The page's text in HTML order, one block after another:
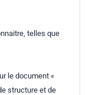
telles que
le document «
structure et de